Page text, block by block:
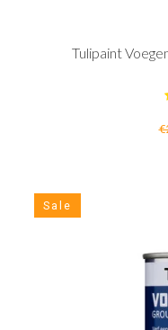
Tulipaint
Sale